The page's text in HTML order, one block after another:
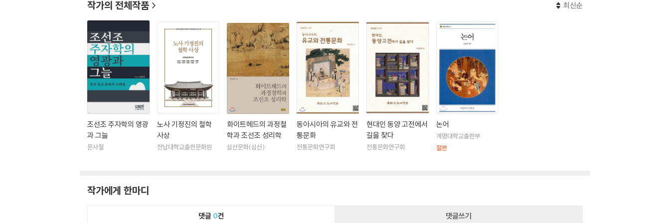
7. 『유교문화의 전통과 미래』, 서울: 도서출판 문사철, 2011.
8. 『주자학 신연구』, 서울: 도서출판 문사철, 2012.
9. 『유학이란 무엇인가』, 서울: 전통문화연구회, 2014.
10. 『현대인, 동양고전에서 길을 찾다』, 서울: 전통문화연구회, 2015.
11. 『동아시아의 유교와 전통문화』, 서울: 전통문화연구회, 2018.
12. 『동아시아 주자학 비교연구』(개정판), 심산출판사, 2018.
13. 『화이트헤드의 과정철학과 조선조 성리학』(『한국의 철학적 사유의 전통』의 개정판), 심산출판사, 2020.
작가의 전체작품 최신순
조선조 주자학의 영광
과 그늘
문사철
노사 기정진의 철학
사상
전남대학교출판문화원
화이트헤드의 과정철
학과 조선조 성리학
심산문화(심산)
동아시아의 유교와 전
통문화
전통문화연구회
현대인 동양 고전에서
길을 찾다
전통문화연구회
논어
계명대학교출판부
절판
작가에게 한마디
댓글 0건 댓글쓰기